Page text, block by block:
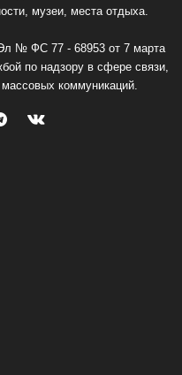
музеи, места отдыха.
№ ФС 77 - 68953 от 7 марта
по надзору в сфере связи,
коммуникаций.